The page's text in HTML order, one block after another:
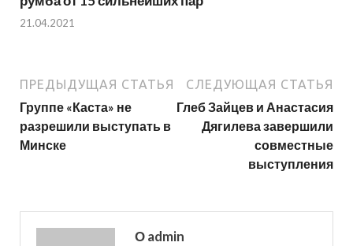
21.04.2021
ПРЕДЫДУЩАЯ СТАТЬЯ
Группе «Каста» не
разрешили выступать в
Минске
СЛЕДУЮЩАЯ СТАТЬЯ
Глеб Зайцев и Анастасия
Дягилева завершили
совместные
выступления
О admin